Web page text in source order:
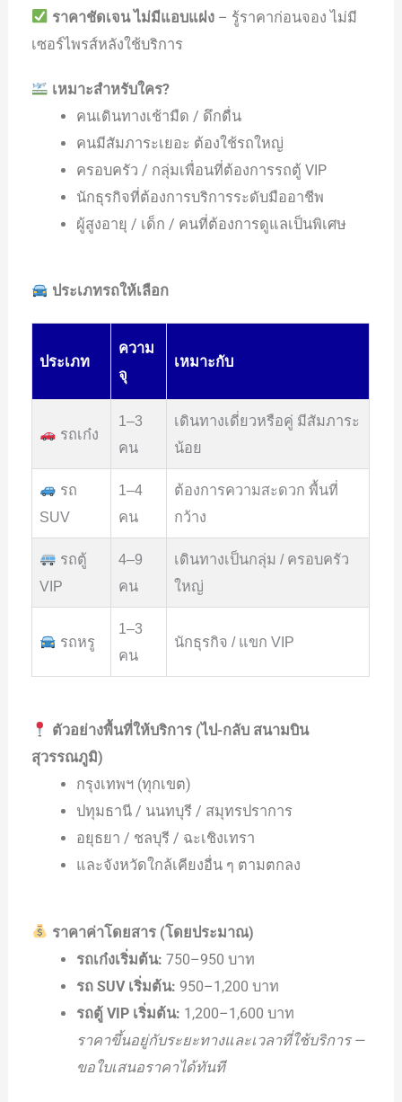
ราคาชัดเจน ไม่มีแอบแฝง– รู้ราคาก่อนจอง ไม่มี
เซอร์ไพรส์หลังใช้บริการ
เหมาะสำหรับใคร?
คนเดินทางเช้ามืด / ดึกดื่น
คนมีสัมภาระเยอะ ต้องใช้รถใหญ่
ครอบครัว / กลุ่มเพื่อนที่ต้องการรถตู้ VIP
นักธุรกิจที่ต้องการบริการระดับมืออาชีพ
ผู้สูงอายุ / เด็ก / คนที่ต้องการดูแลเป็นพิเศษ
ประเภทรถให้เลือก
ประเภท
ความ
จุ
เหมาะกับ
รถเก๋ง
1–3
คน
เดินทางเดี่ยวหรือคู่ มีสัมภาระ
น้อย
รถ
SUV
1–4
คน
ต้องการความสะดวก พื้นที่
กว้าง
รถตู้
VIP
4–9
คน
เดินทางเป็นกลุ่ม / ครอบครัว
ใหญ่
รถหรู
1–3
คน
นักธุรกิจ / แขก VIP
ตัวอย่างพื้นที่ให้บริการ (ไป-กลับ สนามบิน
สุวรรณภูมิ)
กรุงเทพฯ (ทุกเขต)
ปทุมธานี / นนทบุรี / สมุทรปราการ
อยุธยา / ชลบุรี / ฉะเชิงเทรา
และจังหวัดใกล้เคียงอื่น ๆ ตามตกลง
ราคาค่าโดยสาร (โดยประมาณ)
รถเก๋งเริ่มต้น: 750–950 บาท
รถ SUV เริ่มต้น: 950–1,200 บาท
รถตู้ VIP เริ่มต้น: 1,200–1,600 บาท
ราคาขึ้นอยู่กับระยะทางและเวลาที่ใช้บริการ —
ขอใบเสนอราคาได้ทันที